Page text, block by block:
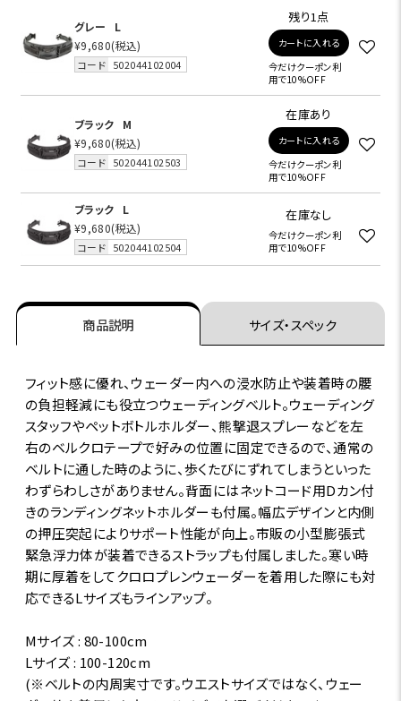
グレー
L
¥9,680(税込)
コード 502044102004
残り1点
カートに入れる
今だけクーポン利
用で10%OFF
ブラック
M
¥9,680(税込)
コード 502044102503
在庫あり
カートに入れる
今だけクーポン利
用で10%OFF
ブラック
L
¥9,680(税込)
コード 502044102504
在庫なし
今だけクーポン利
用で10%OFF
商品説明 サイズ・スペック
フィット感に優れ、ウェーダー内への浸水防止や装着時の腰
の負担軽減にも役立つウェーディングベルト。ウェーディング
スタッフやペットボトルホルダー、熊撃退スプレーなどを左
右のベルクロテープで好みの位置に固定できるので、通常の
ベルトに通した時のように、歩くたびにずれてしまうといった
わずらわしさがありません。背面にはネットコード用Dカン付
きのランディングネットホルダーも付属。幅広デザインと内側
の押圧突起によりサポート性能が向上。市販の小型膨張式
緊急浮力体が装着できるストラップも付属しました。寒い時
期に厚着をしてクロロプレンウェーダーを着用した際にも対
応できるLサイズもラインアップ。
Mサイズ : 80-100cm
Lサイズ : 100-120cm
(※ベルトの内周実寸です。ウエストサイズではなく、ウェー